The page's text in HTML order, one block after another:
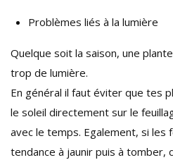
Problèmes liés à la lumière
Quelque soit la saison, une
trop de lumière.
En général il faut éviter que tes
le soleil directement sur le
avec le temps. Egalement, si
tendance à jaunir puis à tomber,